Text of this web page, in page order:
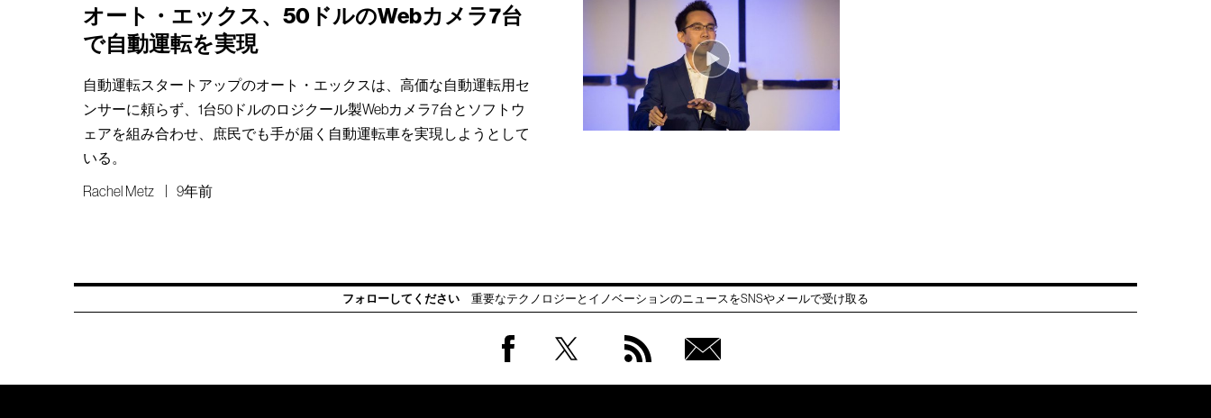
オート・エックス、50ドルのWebカメラ7台
で自動運転を実現
自動運転スタートアップのオート・エックスは、高価な自動運転用セ
ンサーに頼らず、1台50ドルのロジクール製Webカメラ7台とソフトウ
ェアを組み合わせ、庶民でも手が届く自動運転車を実現しようとして
いる。
Rachel Metz 9年前
フォローしてください 重要なテクノロジーとイノベーションのニュースをSNSやメールで受け取る
会員